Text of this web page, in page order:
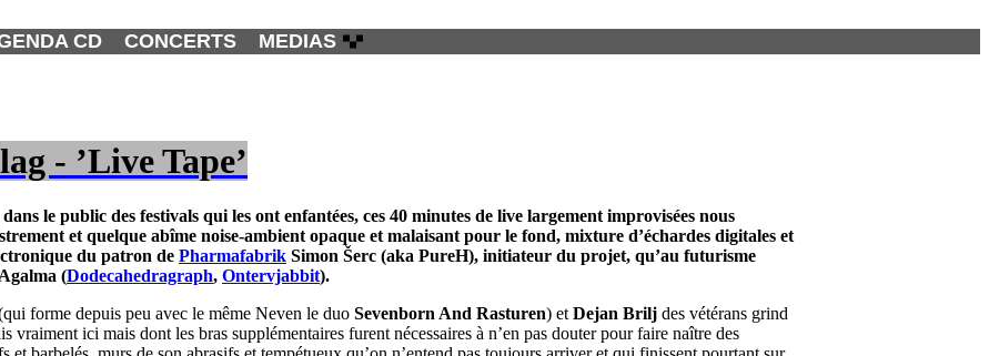
CD CONCERTS MEDIAS
- ’Live Tape’
le public des festivals qui les ont enfantées, ces 40 minutes de live largement improvisées nous
et quelque abîme noise-ambient opaque et malaisant pour le fond, mixture d’échardes digitales et
du patron de Pharmafabrik Simon Šerc (aka PureH), initiateur du projet, qu’au futurisme
(Dodecahedragraph, Ontervjabbit).
forme depuis peu avec le même Neven le duo Sevenborn And Rasturen) et Dejan Brilj des vétérans grind
vraiment ici mais dont les bras supplémentaires furent nécessaires à n’en pas douter pour faire naître des